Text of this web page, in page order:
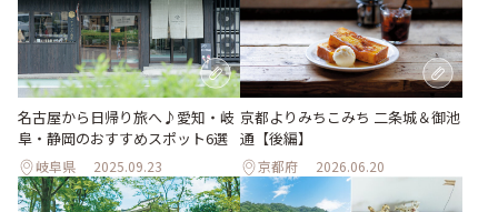
名古屋から日帰り旅へ♪愛知・岐
阜・静岡のおすすめスポット6選
岐阜県 2025.09.23
京都よりみちこみち 二条城＆御池
通【後編】
京都府 2026.06.20